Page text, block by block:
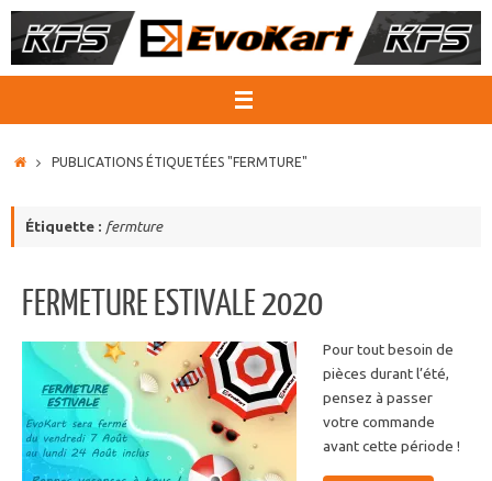
Passer
au
ACCUEIL
PUBLICATIONS ÉTIQUETÉES "FERMTURE"
Étiquette : fermture
FERMETURE ESTIVALE 2020
Pour tout besoin de
pièces durant l’été,
pensez à passer
votre commande
avant cette période !